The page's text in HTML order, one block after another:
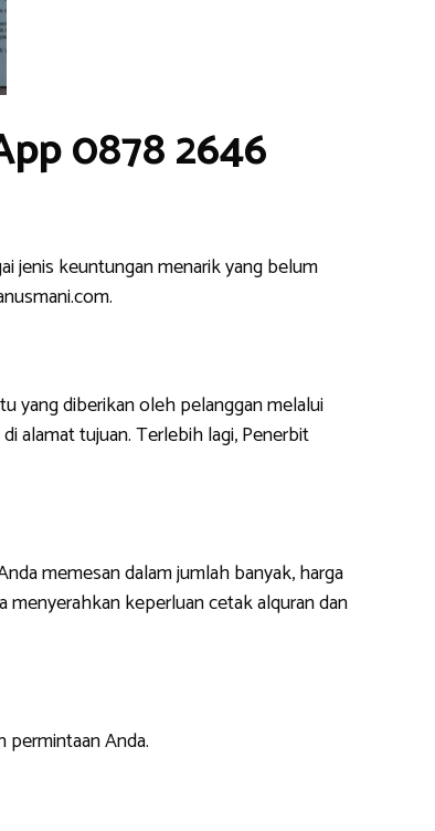
0878 2646
jenis keuntungan menarik yang belum
yang diberikan oleh pelanggan melalui
alamat tujuan. Terlebih lagi, Penerbit
memesan dalam jumlah banyak, harga
keperluan cetak alquran dan
Anda.